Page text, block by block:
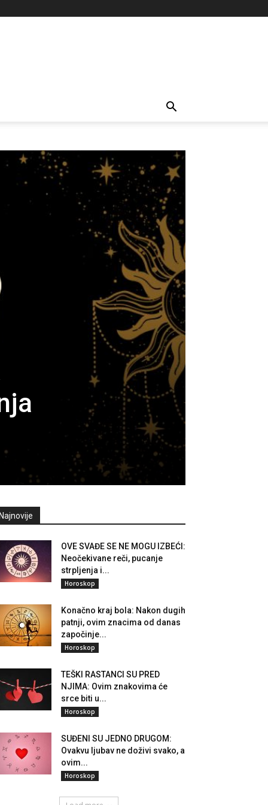
Najnovije
OVE SVAĐE SE NE MOGU IZBEĆI:
Neočekivane reči, pucanje
strpljenja i...
Horoskop
Konačno kraj bola: Nakon dugih
patnji, ovim znacima od danas
započinje...
Horoskop
TEŠKI RASTANCI SU PRED
NJIMA: Ovim znakovima će
srce biti u...
Horoskop
SUĐENI SU JEDNO DRUGOM:
Ovakvu ljubav ne doživi svako, a
ovim...
Horoskop